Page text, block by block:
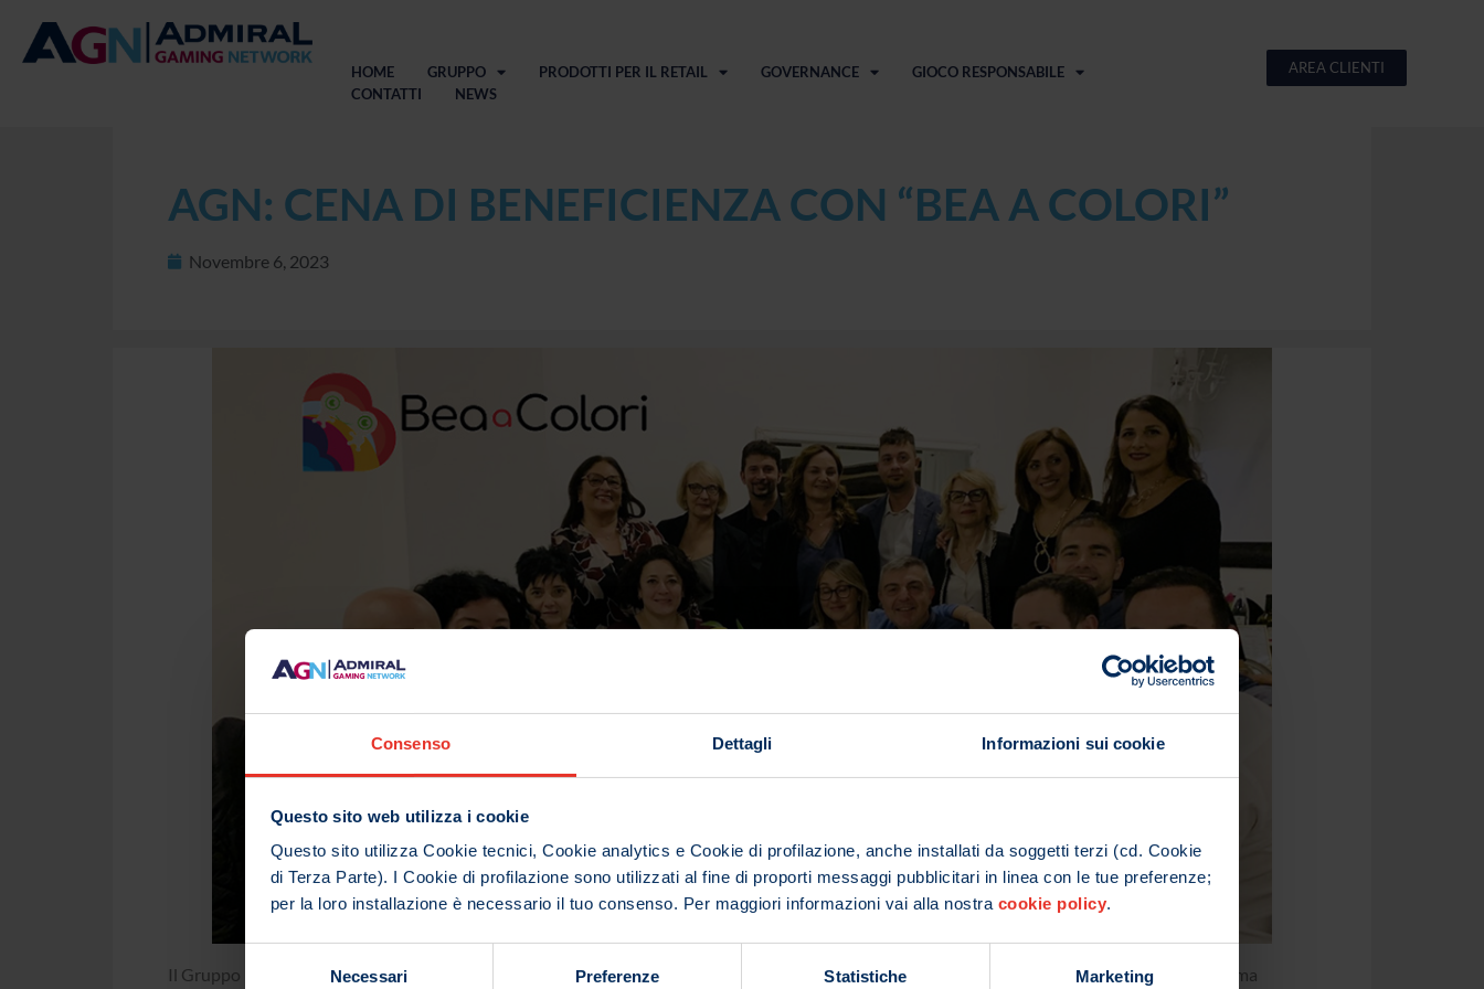
Consenso Dettagli Informazioni sui cookie
Questo sito web utilizza i cookie
Questo sito utilizza Cookie tecnici, Cookie analytics e Cookie di profilazione, anche installati da soggetti terzi (cd. Cookie
di Terza Parte). I Cookie di profilazione sono utilizzati al fine di proporti messaggi pubblicitari in linea con le tue preferenze;
per la loro installazione è necessario il tuo consenso. Per maggiori informazioni vai alla nostra cookie policy.
Necessari Preferenze Statistiche Marketing
HOME GRUPPO PRODOTTI PER IL RETAIL GOVERNANCE
GIOCO RESPONSABILE
CONTATTI
NEWS
AREA CLIENTI
AGN: CENA DI BENEFICIENZA CON “BEA A COLORI”
Novembre 6, 2023
Il Gruppo NOVOMATIC Italia ha rinnovato il proprio sostegno all’Associazione Bea a Colori, offrendo il proprio supporto in occasione dell’ultima